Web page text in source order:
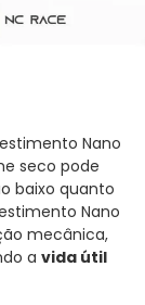
Nano
seco pode
baixo quanto
Nano
mecânica,
a vida útil